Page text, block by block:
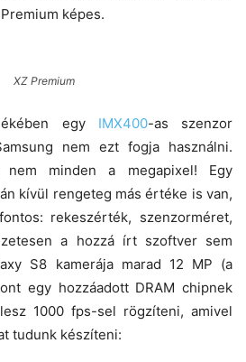
képes.
XZ Premium
egy IMX400-as szenzor
nem ezt fogja használni.
nem minden a megapixel! Egy
kívül rengeteg más értéke is van,
rekeszérték, szenzorméret,
a hozzá írt szoftver sem
S8 kamerája marad 12 MP (a
egy hozzáadott DRAM chipnek
1000 fps-sel rögzíteni, amivel
tudunk készíteni: